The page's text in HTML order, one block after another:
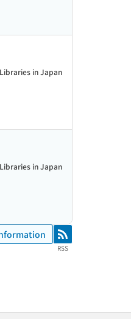
in Japan
in Japan
RSS
RSS